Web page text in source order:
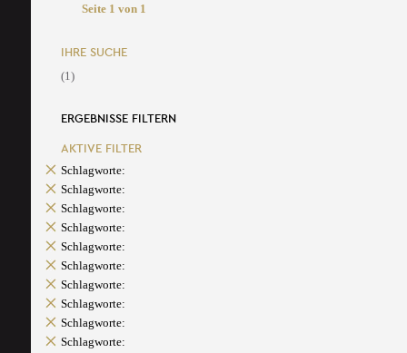
Seite 1 von 1
IHRE SUCHE
(1)
ERGEBNISSE FILTERN
AKTIVE FILTER
Schlagworte:
Schlagworte:
Schlagworte:
Schlagworte:
Schlagworte:
Schlagworte:
Schlagworte:
Schlagworte:
Schlagworte:
Schlagworte: